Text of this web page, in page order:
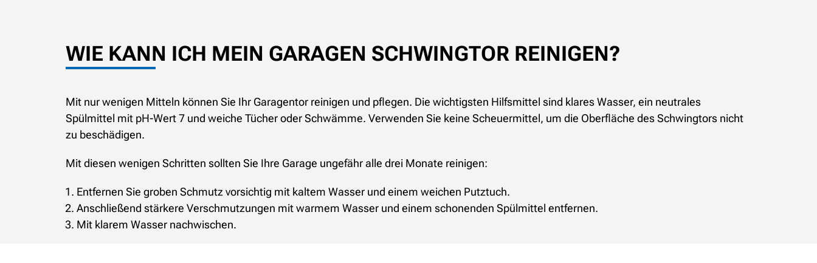
WIE KANN ICH MEIN GARAGEN SCHWINGTOR REINIGEN?
Mit nur wenigen Mitteln können Sie Ihr Garagentor reinigen und pflegen. Die wichtigsten Hilfsmittel sind klares Wasser, ein neutrales
Spülmittel mit pH-Wert 7 und weiche Tücher oder Schwämme. Verwenden Sie keine Scheuermittel, um die Oberfläche des Schwingtors nicht
zu beschädigen.
Mit diesen wenigen Schritten sollten Sie Ihre Garage ungefähr alle drei Monate reinigen:
Entfernen Sie groben Schmutz vorsichtig mit kaltem Wasser und einem weichen Putztuch.
Anschließend stärkere Verschmutzungen mit warmem Wasser und einem schonenden Spülmittel entfernen.
Mit klarem Wasser nachwischen.